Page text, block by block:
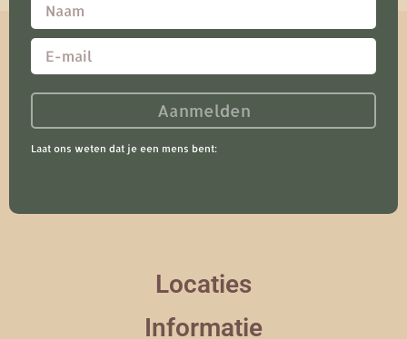
Aanmelden
Laat ons weten dat je een mens bent:
Locaties
Informatie